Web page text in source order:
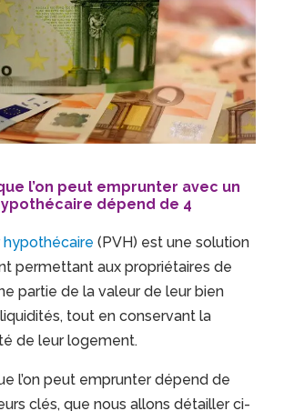
l’on peut emprunter avec un
dépend de 4
(PVH) est une solution
permettant aux propriétaires de
partie de la valeur de leur bien
tout en conservant la
de leur logement.
l’on peut emprunter dépend de
clés, que nous allons détailler ci-